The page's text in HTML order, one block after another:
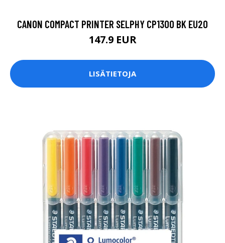
CANON COMPACT PRINTER SELPHY CP1300 BK EU20
147.9 EUR
LISÄTIETOJA